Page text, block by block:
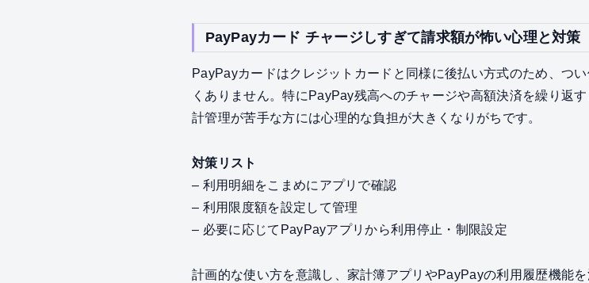
PayPayカード チャージしすぎて請求額が怖い心理と対策
PayPayカードはクレジットカードと同様に後払い方式のため、つ
くありません。特にPayPay残高へのチャージや高額決済を繰り返
計管理が苦手な方には心理的な負担が大きくなりがちです。
対策リスト
– 利用明細をこまめにアプリで確認
– 利用限度額を設定して管理
– 必要に応じてPayPayアプリから利用停止・制限設定
計画的な使い方を意識し、家計簿アプリやPayPayの利用履歴機能を